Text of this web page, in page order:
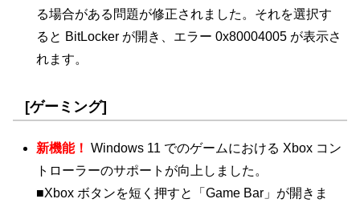
る場合がある問題が修正されました。それを選択す
ると BitLocker が開き、エラー 0x80004005 が表示さ
れます。
[ゲーミング]
新機能！ Windows 11 でのゲームにおける Xbox コン
トローラーのサポートが向上しました。
■Xbox ボタンを短く押すと「Game Bar」が開きま